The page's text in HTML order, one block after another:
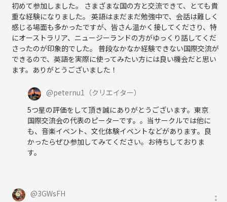
初めて参加しました。 さまざまな国の方と交流できて、とても貴
重な経験になりました。 英語はまだまだ勉強中で、会話は難しく
感じる場面も多かったですが、皆さん温かく接してくださり、特
にオーストラリア、ニュージーランドの方がゆっくり話してくだ
さったのが印象的でした。 普段なかなか経験できない国際交流が
できるので、英語を実際に使ってみたい方には良い機会だと思い
ます。ありがとうございました！
@peternu1 （クリエイター）
5つ星の評価をして頂き誠にありがとうございます。東京
国際交流会の代表のピーターです。。当サークルでは他に
も、音楽イベント、文化体験イベントなどがあります。良
かったらぜひ参加してみてください。お待ちしておりま
す。
@3GWsFH